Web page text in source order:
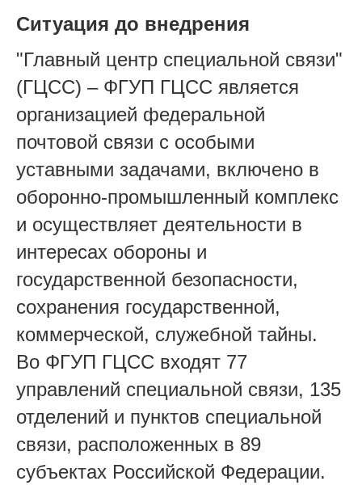
Ситуация до внедрения
"Главный центр специальной связи"
(ГЦСС) – ФГУП ГЦСС является
организацией федеральной
почтовой связи с особыми
уставными задачами, включено в
оборонно-промышленный комплекс
и осуществляет деятельности в
интересах обороны и
государственной безопасности,
сохранения государственной,
коммерческой, служебной тайны.
Во ФГУП ГЦСС входят 77
управлений специальной связи, 135
отделений и пунктов специальной
связи, расположенных в 89
субъектах Российской Федерации.